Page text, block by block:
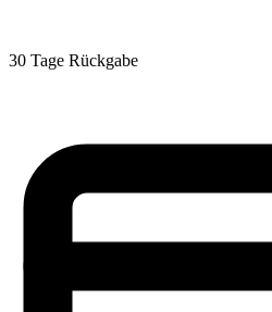
30 Tage Rückgabe